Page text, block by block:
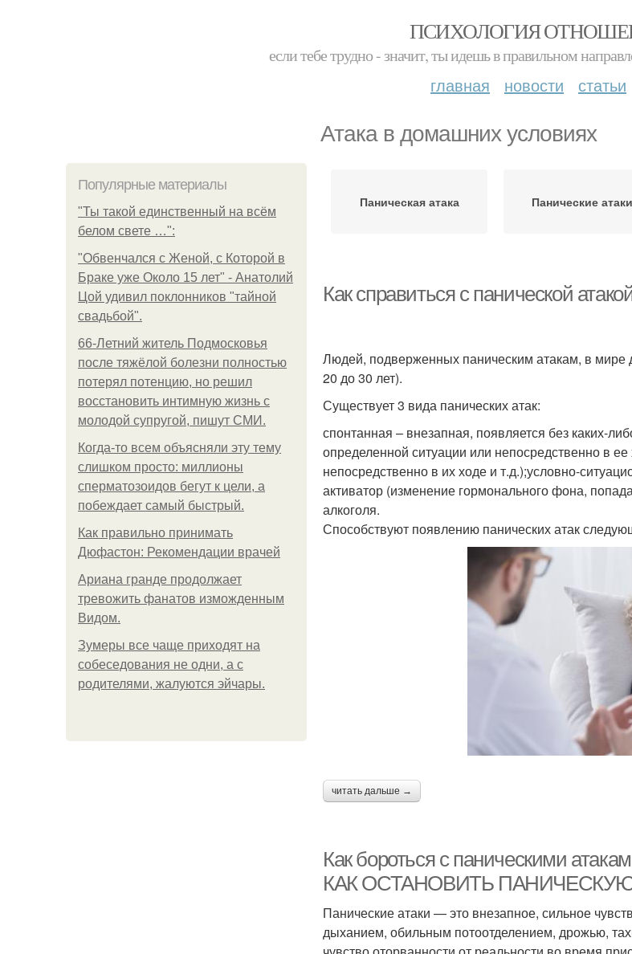
ПСИХОЛОГИЯ
если тебе трудно - значит, ты идешь в правильном
главная новости статьи
Атака в домашних условиях
Популярные материалы
"Ты такой единственный на всём
белом свете …":
"Обвенчался с Женой, с Которой в
Браке уже Около 15 лет" - Анатолий
Цой удивил поклонников "тайной
свадьбой".
66-Летний житель Подмосковья
после тяжёлой болезни полностью
потерял потенцию, но решил
восстановить интимную жизнь с
молодой супругой, пишут СМИ.
Когда-то всем объясняли эту тему
слишком просто: миллионы
сперматозоидов бегут к цели, а
побеждает самый быстрый.
Как правильно принимать
Дюфастон: Рекомендации врачей
Ариана гранде продолжает
тревожить фанатов изможденным
Видом.
Зумеры все чаще приходят на
собеседования не одни, а с
родителями, жалуются эйчары.
Паническая атака Панические атаки
Как справиться с панической
Людей, подверженных паническим атакам, в мире
20 до 30 лет).
Существует 3 вида панических атак:
спонтанная – внезапная, появляется без каких-
определенной ситуации или непосредственно в
непосредственно в их ходе и т.д.);условно-
активатор (изменение гормонального фона,
алкоголя.
Способствуют появлению панических атак
читать дальше →
Как бороться с паническими
КАК ОСТАНОВИТЬ
Панические атаки — это внезапное, сильное
дыханием, обильным потоотделением, дрожью,